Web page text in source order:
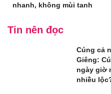
nhanh, không mùi tanh
Tin nên đọc
Cúng cả
Giêng:
ngày giờ
nhiều